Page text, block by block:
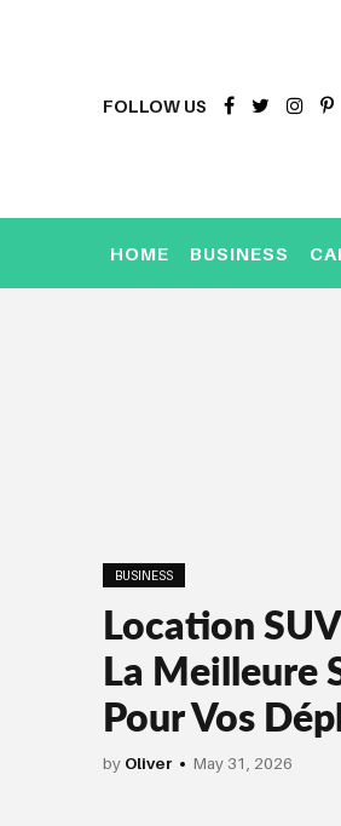
FOLLOW US
HOME BUSINESS
BUSINESS
Location
La Meilleure
Pour Vos
by Oliver May 31, 2026